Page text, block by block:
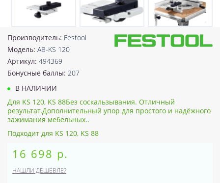
Производитель: Festool
Модель: AB-KS 120
Артикул: 494369
Бонусные баллы: 207
В НАЛИЧИИ
Для KS 120, KS 88Без соскальзывания. Отличный
результат.Дополнительный упор для простого и надёжного
зажимания мебельных..
Подходит для KS 120, KS 88
16 698 р.
НАШЛИ ДЕШЕВЛЕ?